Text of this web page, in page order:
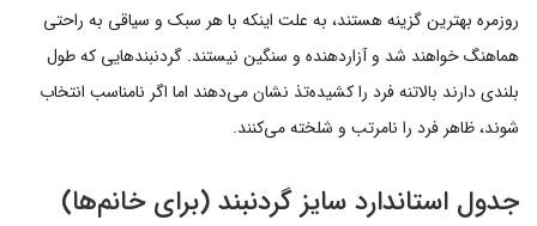
روزمره بهترین گزینه هستند، به علت اینکه با هر سبک و سیاقی به راحتی
هماهنگ خواهند شد و آزاردهنده و سنگین نیستند. گردنبندهایی که طول
بلندی دارند بالاتنه فرد را کشیده‌تذ نشان می‌دهند اما اگر نامناسب انتخاب
شوند، ظاهر فرد را نامرتب و شلخته می‌کنند.
جدول استاندارد سایز گردنبند (برای خانم‌ها)